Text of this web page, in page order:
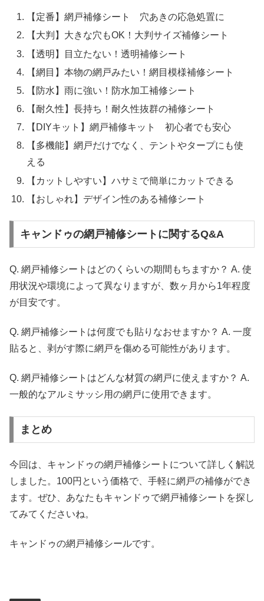
【定番】網戸補修シート 穴あきの応急処置に
【大判】大きな穴もOK！大判サイズ補修シート
【透明】目立たない！透明補修シート
【網目】本物の網戸みたい！網目模様補修シート
【防水】雨に強い！防水加工補修シート
【耐久性】長持ち！耐久性抜群の補修シート
【DIYキット】網戸補修キット 初心者でも安心
【多機能】網戸だけでなく、テントやタープにも使
える
【カットしやすい】ハサミで簡単にカットできる
【おしゃれ】デザイン性のある補修シート
キャンドゥの網戸補修シートに関するQ&A
Q. 網戸補修シートはどのくらいの期間もちますか？ A. 使
用状況や環境によって異なりますが、数ヶ月から1年程度
が目安です。
Q. 網戸補修シートは何度でも貼りなおせますか？ A. 一度
貼ると、剥がす際に網戸を傷める可能性があります。
Q. 網戸補修シートはどんな材質の網戸に使えますか？ A.
一般的なアルミサッシ用の網戸に使用できます。
まとめ
今回は、キャンドゥの網戸補修シートについて詳しく解説
しました。100円という価格で、手軽に網戸の補修ができ
ます。ぜひ、あなたもキャンドゥで網戸補修シートを探し
てみてくださいね。
キャンドゥの網戸補修シールです。